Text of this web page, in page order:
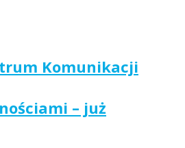
Komunikacji
– już